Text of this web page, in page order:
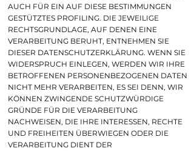
AUCH FÜR EIN AUF DIESE BESTIMMUNGEN
GESTÜTZTES PROFILING. DIE JEWEILIGE
RECHTSGRUNDLAGE, AUF DENEN EINE
VERARBEITUNG BERUHT, ENTNEHMEN SIE
DIESER DATENSCHUTZERKLÄRUNG. WENN SIE
WIDERSPRUCH EINLEGEN, WERDEN WIR IHRE
BETROFFENEN PERSONENBEZOGENEN DATEN
NICHT MEHR VERARBEITEN, ES SEI DENN, WIR
KÖNNEN ZWINGENDE SCHUTZWÜRDIGE
GRÜNDE FÜR DIE VERARBEITUNG
NACHWEISEN, DIE IHRE INTERESSEN, RECHTE
UND FREIHEITEN ÜBERWIEGEN ODER DIE
VERARBEITUNG DIENT DER